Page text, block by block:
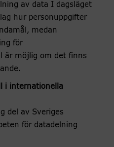
av data I dagsläget
hur personuppgifter
medan
för
är möjlig om det finns
i internationella
del av Sveriges
för datadelning